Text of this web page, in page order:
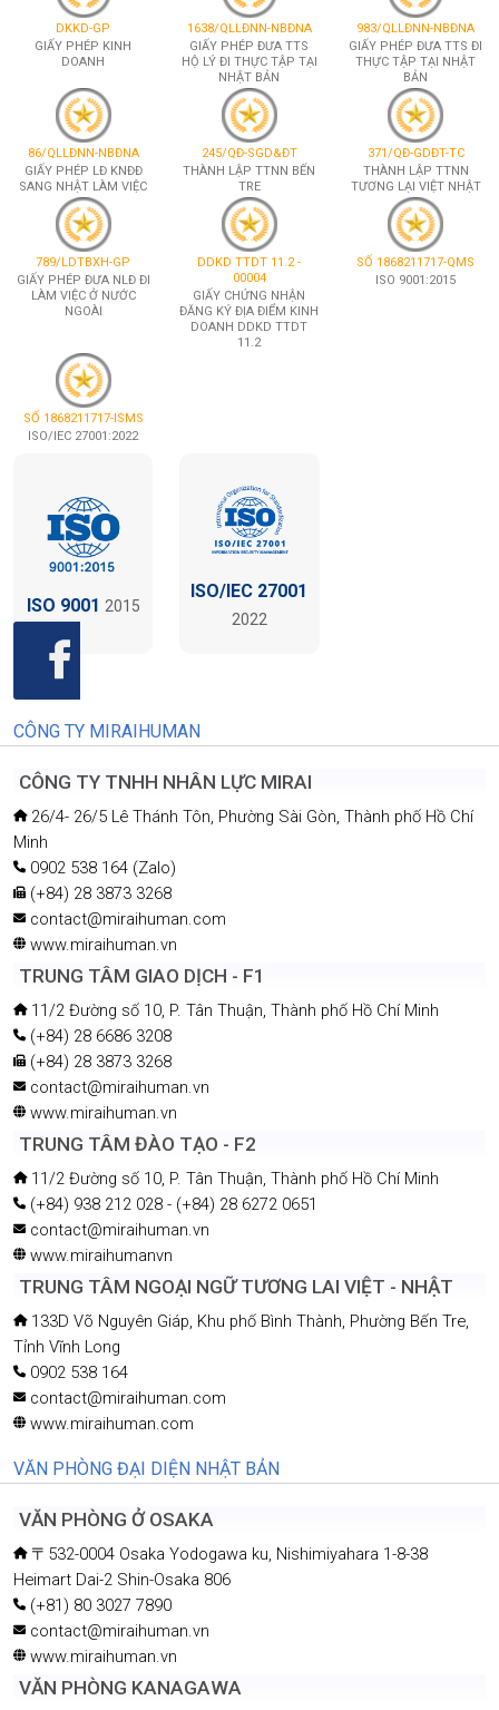
DKKD-GP
GIẤY PHÉP KINH
DOANH
1638/QLLĐNN-NBĐNA
GIẤY PHÉP ĐƯA TTS
HỘ LÝ ĐI THỰC TẬP TẠI
NHẬT BẢN
983/QLLĐNN-NBĐNA
GIẤY PHÉP ĐƯA TTS ĐI
THỰC TẬP TẠI NHẬT
BẢN
86/QLLĐNN-NBĐNA
GIẤY PHÉP LĐ KNĐĐ
SANG NHẬT LÀM VIỆC
245/QĐ-SGD&ĐT
THÀNH LẬP TTNN BẾN
TRE
371/QĐ-GDĐT-TC
THÀNH LẬP TTNN
TƯƠNG LẠI VIỆT NHẬT
789/LDTBXH-GP
GIẤY PHÉP ĐƯA NLĐ ĐI
LÀM VIỆC Ở NƯỚC
NGOÀI
DDKD TTDT 11.2 -
00004
GIẤY CHỨNG NHẬN
ĐĂNG KÝ ĐỊA ĐIỂM KINH
DOANH DDKD TTDT
11.2
SỐ 1868211717-QMS
ISO 9001:2015
SỐ 1868211717-ISMS
ISO/IEC 27001:2022
ISO 9001 2015
ISO/IEC 27001
2022
CÔNG TY MIRAIHUMAN
CÔNG TY TNHH NHÂN LỰC MIRAI
26/4- 26/5 Lê Thánh Tôn, Phường Sài Gòn, Thành phố Hồ Chí
Minh
0902 538 164 (Zalo)
(+84) 28 3873 3268
contact@miraihuman.com
www.miraihuman.vn
TRUNG TÂM GIAO DỊCH - F1
11/2 Đường số 10, P. Tân Thuận, Thành phố Hồ Chí Minh
(+84) 28 6686 3208
(+84) 28 3873 3268
contact@miraihuman.vn
www.miraihuman.vn
TRUNG TÂM ĐÀO TẠO - F2
11/2 Đường số 10, P. Tân Thuận, Thành phố Hồ Chí Minh
(+84) 938 212 028 - (+84) 28 6272 0651
contact@miraihuman.vn
www.miraihumanvn
TRUNG TÂM NGOẠI NGỮ TƯƠNG LAI VIỆT - NHẬT
133D Võ Nguyên Giáp, Khu phố Bình Thành, Phường Bến Tre,
Tỉnh Vĩnh Long
0902 538 164
contact@miraihuman.com
www.miraihuman.com
VĂN PHÒNG ĐẠI DIỆN NHẬT BẢN
VĂN PHÒNG Ở OSAKA
〒532-0004 Osaka Yodogawa ku, Nishimiyahara 1-8-38
Heimart Dai-2 Shin-Osaka 806
(+81) 80 3027 7890
contact@miraihuman.vn
www.miraihuman.vn
VĂN PHÒNG KANAGAWA